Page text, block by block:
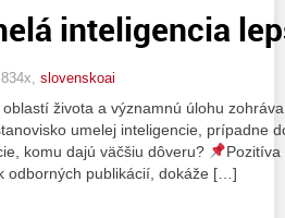
inteligencia
slovenskoai
života a významnú úlohu
umelej inteligencie, prípadne
komu dajú väčšiu dôveru?
Pozitíva
odborných publikácií, dokáže […]